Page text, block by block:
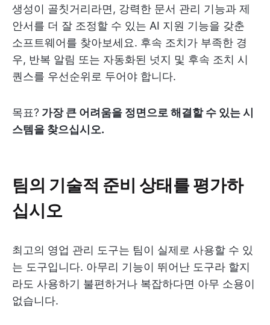
생성이 골칫거리라면, 강력한 문서 관리 기능과 제
안서를 더 잘 조정할 수 있는 AI 지원 기능을 갖춘
소프트웨어를 찾아보세요. 후속 조치가 부족한 경
우, 반복 알림 또는 자동화된 넛지 및 후속 조치 시
퀀스를 우선순위로 두어야 합니다.
목표? 가장 큰 어려움을 정면으로 해결할 수 있는 시
스템을 찾으십시오.
팀의 기술적 준비 상태를 평가하
십시오
최고의 영업 관리 도구는 팀이 실제로 사용할 수 있
는 도구입니다. 아무리 기능이 뛰어난 도구라 할지
라도 사용하기 불편하거나 복잡하다면 아무 소용이
없습니다.